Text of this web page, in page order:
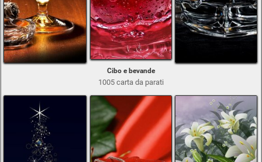
Cibo e bevande
1005 carta da parati